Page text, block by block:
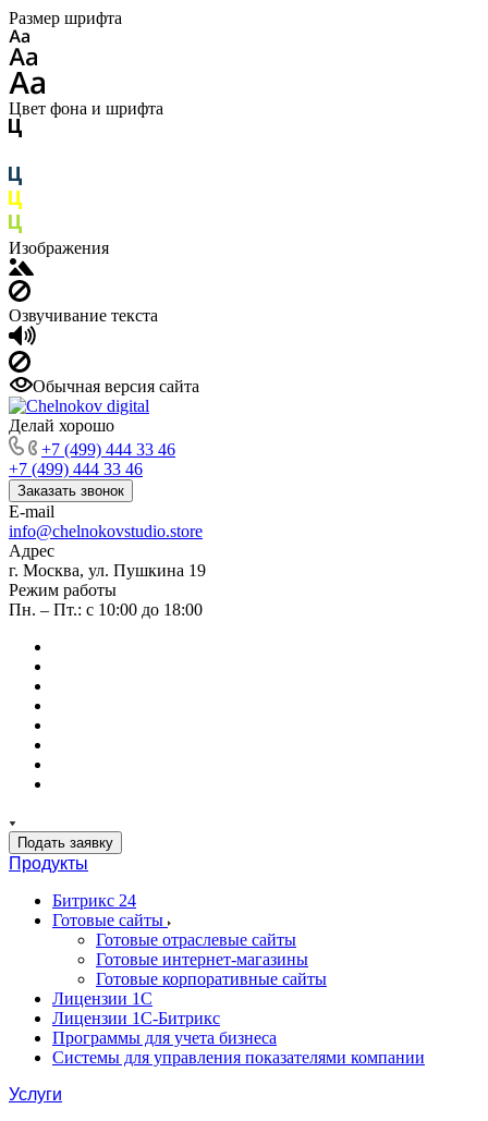
Размер шрифта
Цвет фона и шрифта
Изображения
Озвучивание текста
Обычная версия сайта
Делай хорошо
+7 (499) 444 33 46
+7 (499) 444 33 46
Заказать звонок
E-mail
info@chelnokovstudio.store
Адрес
г. Москва, ул. Пушкина 19
Режим работы
Пн. – Пт.: с 10:00 до 18:00
Подать заявку
Продукты
Битрикс 24
Готовые сайты
Готовые отраслевые сайты
Готовые интернет-магазины
Готовые корпоративные сайты
Лицензии 1С
Лицензии 1С-Битрикс
Программы для учета бизнеса
Системы для управления показателями компании
Услуги